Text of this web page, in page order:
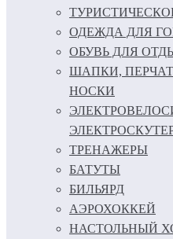
ОДЕЖДА ДЛЯ
ОБУВЬ ДЛЯ
ШАПКИ,
НОСКИ
ТРЕНАЖЕРЫ
БАТУТЫ
БИЛЬЯРД
АЭРОХОККЕЙ
НАСТОЛЬНЫЙ